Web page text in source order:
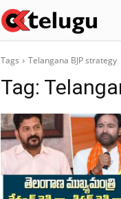
Tags Telangana BJP strategy
Tag: